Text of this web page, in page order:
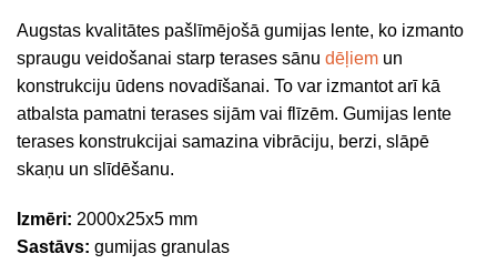
Augstas kvalitātes pašlīmējošā gumijas lente, ko izmanto
spraugu veidošanai starp terases sānu dēļiem un
konstrukciju ūdens novadīšanai. To var izmantot arī kā
atbalsta pamatni terases sijām vai flīzēm. Gumijas lente
terases konstrukcijai samazina vibrāciju, berzi, slāpē
skaņu un slīdēšanu.
Izmēri: 2000x25x5 mm
Sastāvs: gumijas granulas